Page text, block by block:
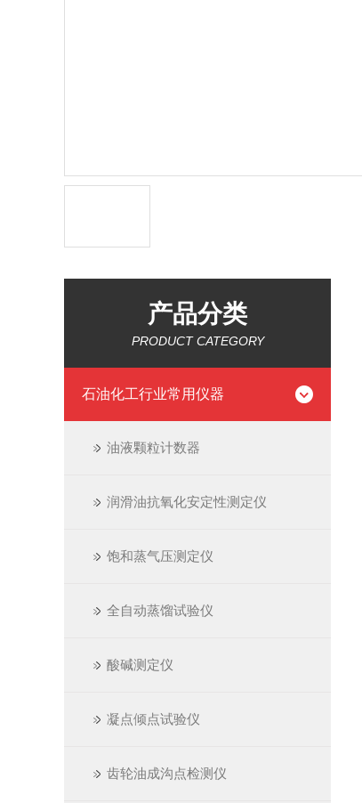
产品分类
PRODUCT CATEGORY
石油化工行业常用仪器
油液颗粒计数器
润滑油抗氧化安定性测定仪
饱和蒸气压测定仪
全自动蒸馏试验仪
酸碱测定仪
凝点倾点试验仪
齿轮油成沟点检测仪